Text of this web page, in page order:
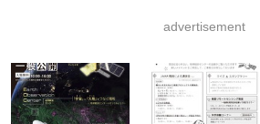
advertisement